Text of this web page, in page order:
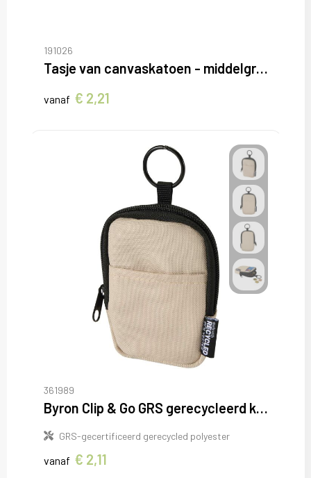
191026
Tasje van canvaskatoen - middelgroot model
vanaf € 2,21
361989
Byron Clip & Go GRS gerecycleerd klein etui 0,2L
GRS-gecertificeerd gerecycled polyester
vanaf € 2,11